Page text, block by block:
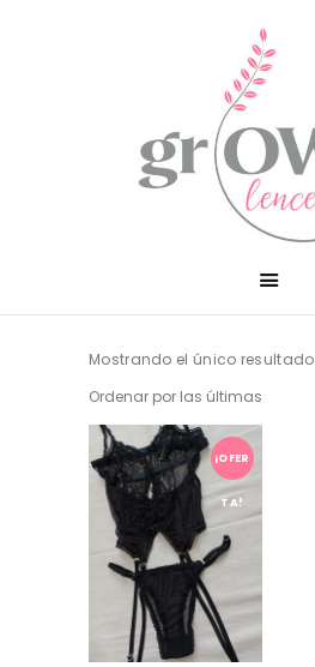
Mostrando el único resultado
¡OFER
TA!